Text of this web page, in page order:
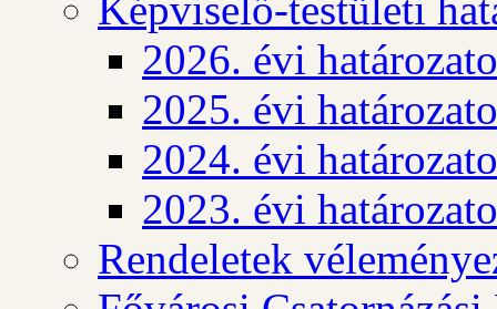
Képviselő-testületi
2026. évi
2025. évi
2024. évi
2023. évi
Rendeletek